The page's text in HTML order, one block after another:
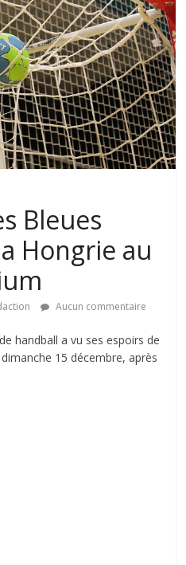
Bleues
Hongrie au
Aucun commentaire
handball a vu ses espoirs de
15 décembre, après